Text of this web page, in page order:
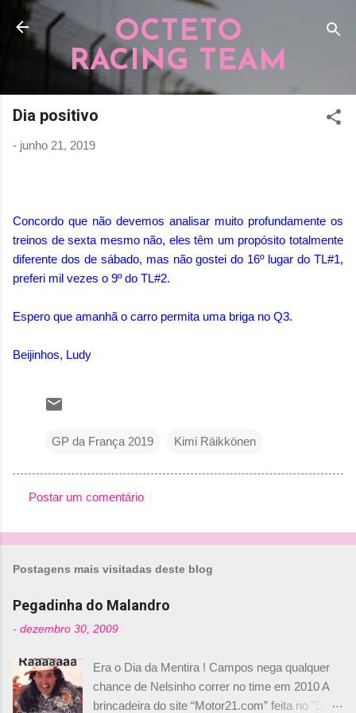
Pular para o conteúdo principal
OCTETO
RACING TEAM
Dia positivo
- junho 21, 2019
Concordo que não devemos analisar muito profundamente os
treinos de sexta mesmo não, eles têm um propósito totalmente
diferente dos de sábado, mas não gostei do 16º lugar do TL#1,
preferi mil vezes o 9º do TL#2.
Espero que amanhã o carro permita uma briga no Q3.
Beijinhos, Ludy
GP da França 2019 Kimi Räikkönen
o
n
t
r
i
Postar um comentário
Postagens mais visitadas deste blog
Pegadinha do Malandro
- dezembro 30, 2009
Era o Dia da Mentira ! Campos nega qualquer
chance de Nelsinho correr no time em 2010 A
brincadeira do site “Motor21.com” feita no "Día